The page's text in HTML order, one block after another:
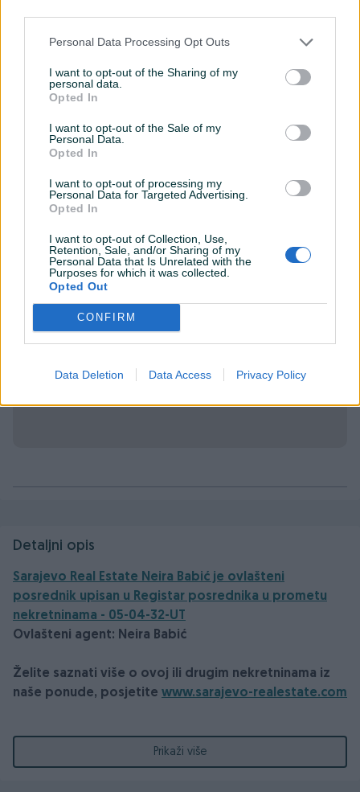
Personal Data Processing Opt Outs
I want to opt-out of the Sharing of my
personal data.
Opted In
I want to opt-out of the Sale of my
Personal Data.
Opted In
I want to opt-out of processing my
Personal Data for Targeted Advertising.
Opted In
I want to opt-out of Collection, Use,
Retention, Sale, and/or Sharing of my
Personal Data that Is Unrelated with the
Purposes for which it was collected.
Opted Out
CONFIRM
Data Deletion Data Access Privacy Policy
Voda
Za studente
Lokacija nekretnine
Detaljni opis
Sarajevo Real Estate Neira Babić je ovlašteni
posrednik upisan u Registar posrednika u prometu
nekretninama - 05-04-32-UT
Ovlašteni agent: Neira Babić
Želite saznati više o ovoj ili drugim nekretninama iz
naše ponude, posjetite www.sarajevo-realestate.com
Kratki opis
Prikaži više